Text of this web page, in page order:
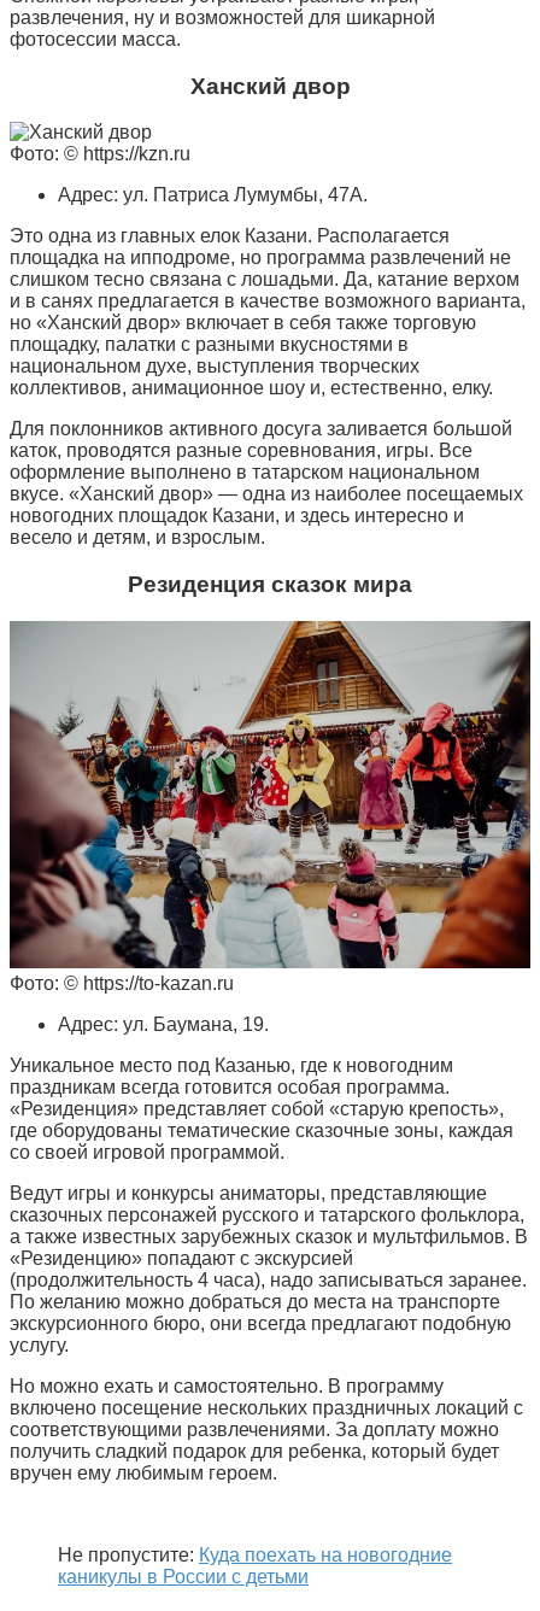
развлечения, ну и возможностей для шикарной
фотосессии масса.
Ханский двор
Фото: © https://kzn.ru
Адрес: ул. Патриса Лумумбы, 47А.
Это одна из главных елок Казани. Располагается
площадка на ипподроме, но программа развлечений не
слишком тесно связана с лошадьми. Да, катание верхом
и в санях предлагается в качестве возможного варианта,
но «Ханский двор» включает в себя также торговую
площадку, палатки с разными вкусностями в
национальном духе, выступления творческих
коллективов, анимационное шоу и, естественно, елку.
Для поклонников активного досуга заливается большой
каток, проводятся разные соревнования, игры. Все
оформление выполнено в татарском национальном
вкусе. «Ханский двор» — одна из наиболее посещаемых
новогодних площадок Казани, и здесь интересно и
весело и детям, и взрослым.
Резиденция сказок мира
Фото: © https://to-kazan.ru
Адрес: ул. Баумана, 19.
Уникальное место под Казанью, где к новогодним
праздникам всегда готовится особая программа.
«Резиденция» представляет собой «старую крепость»,
где оборудованы тематические сказочные зоны, каждая
со своей игровой программой.
Ведут игры и конкурсы аниматоры, представляющие
сказочных персонажей русского и татарского фольклора,
а также известных зарубежных сказок и мультфильмов. В
«Резиденцию» попадают с экскурсией
(продолжительность 4 часа), надо записываться заранее.
По желанию можно добраться до места на транспорте
экскурсионного бюро, они всегда предлагают подобную
услугу.
Но можно ехать и самостоятельно. В программу
включено посещение нескольких праздничных локаций с
соответствующими развлечениями. За доплату можно
получить сладкий подарок для ребенка, который будет
вручен ему любимым героем.
Не пропустите: Куда поехать на новогодние
каникулы в России с детьми